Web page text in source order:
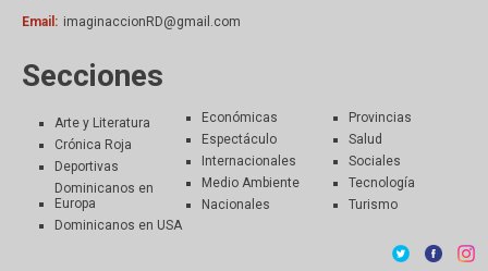
Email: imaginaccionRD@gmail.com
Secciones
Arte y Literatura
Crónica Roja
Deportivas
Dominicanos en
Europa
Dominicanos en USA
Económicas
Espectáculo
Internacionales
Medio Ambiente
Nacionales
Provincias
Salud
Sociales
Tecnología
Turismo